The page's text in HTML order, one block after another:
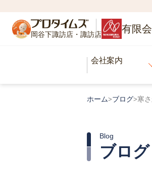
岡谷下諏訪店・諏訪店 有限
会社案内
ホーム>ブログ>寒
ブログ
Blog